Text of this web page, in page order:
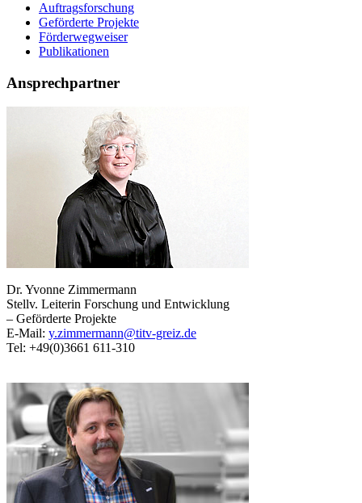
Auftragsforschung
Geförderte Projekte
Förderwegweiser
Publikationen
Ansprechpartner
Dr. Yvonne Zimmermann
Stellv. Leiterin Forschung und Entwicklung
– Geförderte Projekte
E-Mail: y.zimmermann@titv-greiz.de
Tel: +49(0)3661 611-310